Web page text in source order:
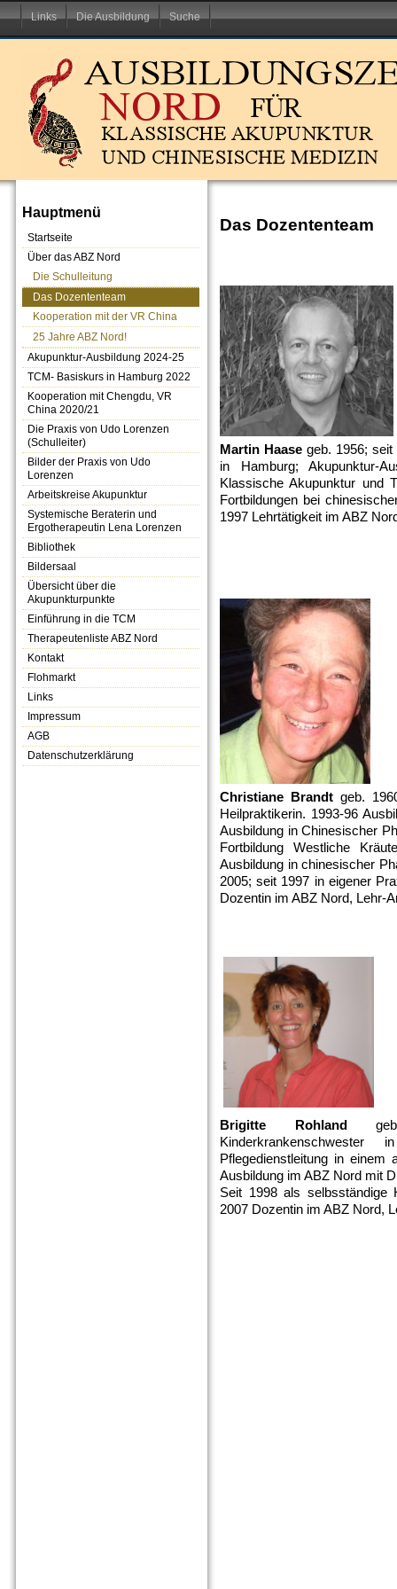
Links Die Ausbildung Suche
Hauptmenü
Startseite
Über das ABZ Nord
Die Schulleitung
Das Dozententeam
Kooperation mit der VR China
25 Jahre ABZ Nord!
Akupunktur-Ausbildung 2024-25
TCM- Basiskurs in Hamburg 2022
Kooperation mit Chengdu, VR
China 2020/21
Die Praxis von Udo Lorenzen
(Schulleiter)
Bilder der Praxis von Udo
Lorenzen
Arbeitskreise Akupunktur
Systemische Beraterin und
Ergotherapeutin Lena Lorenzen
Bibliothek
Bildersaal
Übersicht über die
Akupunkturpunkte
Einführung in die TCM
Therapeutenliste ABZ Nord
Kontakt
Flohmarkt
Links
Impressum
AGB
Datenschutzerklärung
Das Dozententeam
Martin Haase geb. 1956;
in Hamburg; Akupunktur-
Klassische Akupunktur und
Fortbildungen bei
1997 Lehrtätigkeit im ABZ
Christiane Brandt geb.
Heilpraktikerin. 1993-96
Ausbildung in Chinesischer
Fortbildung Westliche
Ausbildung in chinesischer
2005; seit 1997 in eigener
Dozentin im ABZ Nord, Lehr-
Brigitte Rohland
Pflegedienstleitung in einem
Ausbildung im ABZ Nord mit
Seit 1998 als selbsständige
2007 Dozentin im ABZ Nord,